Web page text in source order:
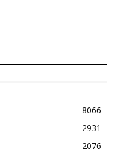
8066
2931
2076